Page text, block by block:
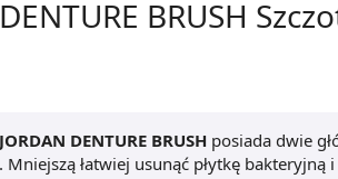
BRUSH
DENTURE BRUSH posiada dwie
łatwiej usunąć płytkę bakteryjną